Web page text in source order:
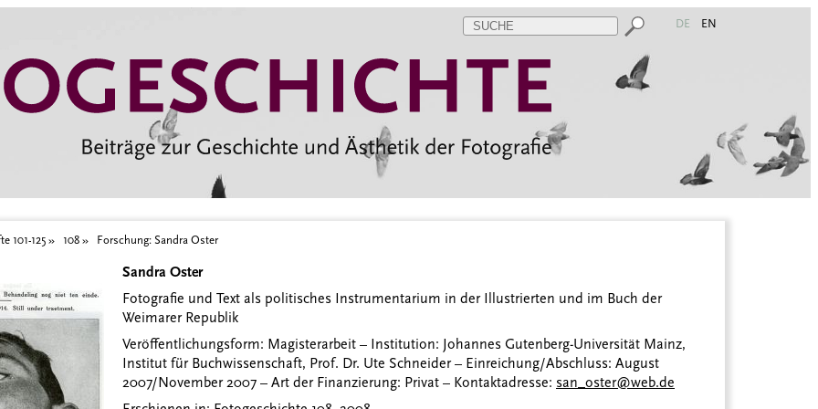
DE EN
101-125 108 Forschung: Sandra Oster
Sandra Oster
Fotografie und Text als politisches Instrumentarium in der Illustrierten und im Buch der
Weimarer Republik
Veröffentlichungsform: Magisterarbeit – Institution: Johannes Gutenberg-Universität Mainz,
Institut für Buchwissenschaft, Prof. Dr. Ute Schneider – Einreichung/Abschluss: August
2007/November 2007 – Art der Finanzierung: Privat – Kontaktadresse: san_oster@web.de